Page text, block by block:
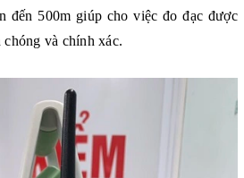
đến 500m giúp cho việc đo đạc được
và chính xác.